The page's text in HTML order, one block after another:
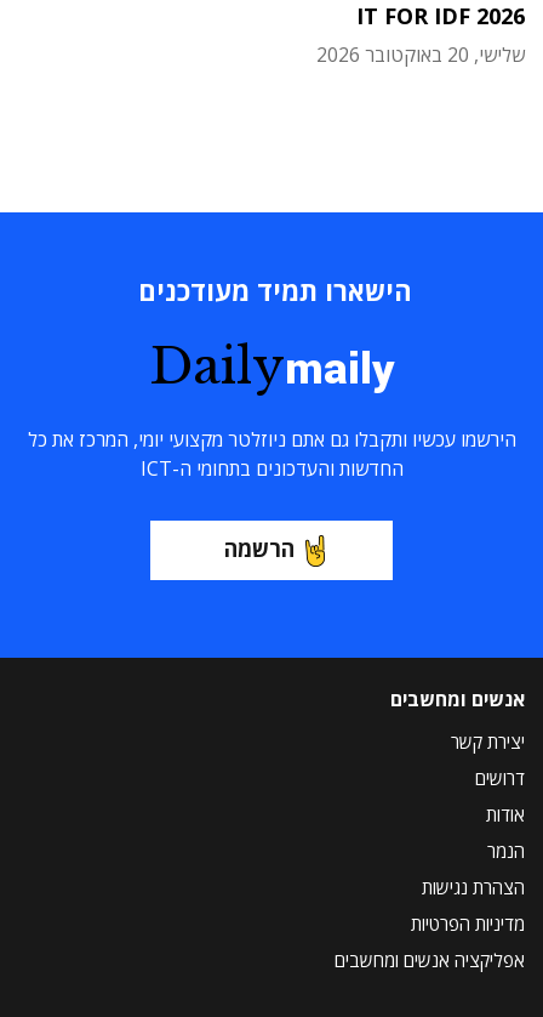
IT FOR IDF 2026
שלישי, 20 באוקטובר 2026
הישארו תמיד מעודכנים
Dailymaily
הירשמו עכשיו ותקבלו גם אתם ניוזלטר מקצועי יומי, המרכז את כל
החדשות והעדכונים בתחומי ה-ICT
הרשמה
אנשים ומחשבים
יצירת קשר
דרושים
אודות
הנמר
הצהרת נגישות
מדיניות הפרטיות
אפליקציה אנשים ומחשבים